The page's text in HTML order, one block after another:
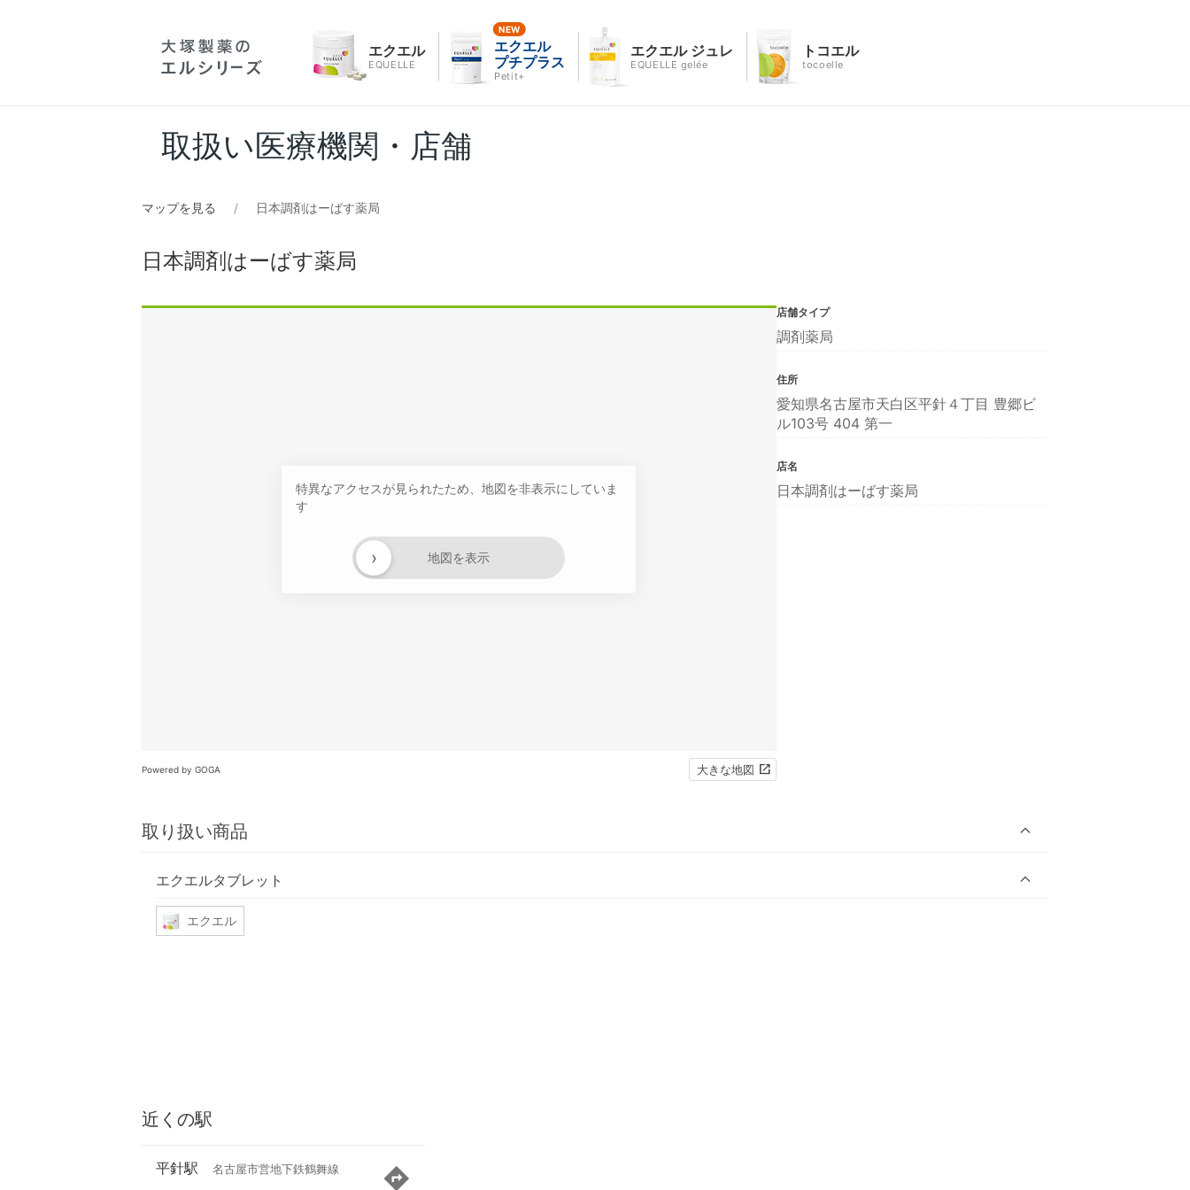
エクエル
EQUELLE
エクエル
プチプラス
Petit+
エクエル ジュレ
EQUELLE gelée
トコエル
tocoelle
取扱い医療機関・店舗
マップを見る 日本調剤はーばす薬局
日本調剤はーばす薬局
特異なアクセスが見られたため、地図を非表示にしていま
す
地図を表示
›
Powered by GOGA 大きな地図
取り扱い商品
エクエルタブレット
エクエル
店舗タイプ
調剤薬局
住所
愛知県名古屋市天白区平針４丁目 豊郷ビ
ル103号 404 第一
店名
日本調剤はーばす薬局
近くの駅
平針駅 名古屋市営地下鉄鶴舞線